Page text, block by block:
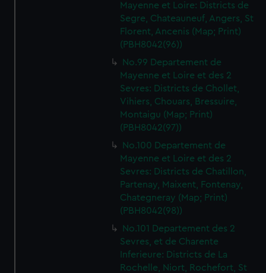
Mayenne et Loire: Districts de
Segre, Chateauneuf, Angers, St
Florent, Ancenis (Map; Print)
(PBH8042(96))
No.99 Departement de
Mayenne et Loire et des 2
Sevres: Districts de Chollet,
Vihiers, Chouars, Bressuire,
Montaigu (Map; Print)
(PBH8042(97))
No.100 Departement de
Mayenne et Loire et des 2
Sevres: Districts de Chatillon,
Partenay, Maixent, Fontenay,
Chategneray (Map; Print)
(PBH8042(98))
No.101 Departement des 2
Sevres, et de Charente
Inferieure: Districts de La
Rochelle, Niort, Rochefort, St